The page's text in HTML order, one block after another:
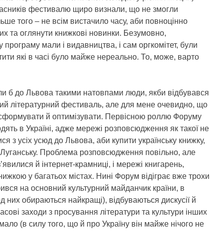
фестивалю щиро визнали, що не змогли
того – не всім вистачило часу, аби повноцінно
та оглянути книжкові новинки. Безумовно,
мали і видавництва, і сам оргкомітет, були
які в часі було майже нереально. То, може, варто
б до Львова такими натовпами люди, якби відбувався
літературний фестиваль, але для мене очевидно, що
й оптимізувати. Первісною роллю Форуму
в Україні, адже мережі розповсюдження як такої не
з усіх усюд до Львова, аби купити українську книжку,
Проблема розповсюдження повільно, але
й інтернет-крамниці, і мережі книгарень,
у багатьох містах. Нині Форум відіграє вже трохи
на основний культурний майданчик країни, в
обираються найкращі), відбуваються дискусії й
заходи з просування літератури та культури інших
(в силу того, що й про Україну він майже нічого не